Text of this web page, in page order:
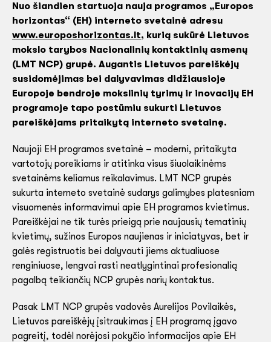
Nuo šiandien startuoja nauja programos „Europos
horizontas“ (EH) interneto svetainė adresu
www.europoshorizontas.lt, kurią sukūrė Lietuvos
mokslo tarybos Nacionalinių kontaktinių asmenų
(LMT NCP) grupė. Augantis Lietuvos pareiškėjų
susidomėjimas bei dalyvavimas didžiausioje
Europoje bendroje mokslinių tyrimų ir inovacijų EH
programoje tapo postūmiu sukurti Lietuvos
pareiškėjams pritaikytą interneto svetainę.
Naujoji EH programos svetainė – moderni, pritaikyta
vartotojų poreikiams ir atitinka visus šiuolaikinėms
svetainėms keliamus reikalavimus. LMT NCP grupės
sukurta interneto svetainė sudarys galimybes platesniam
visuomenės informavimui apie EH programos kvietimus.
Pareiškėjai ne tik turės prieigą prie naujausių tematinių
kvietimų, sužinos Europos naujienas ir iniciatyvas, bet ir
galės registruotis bei dalyvauti jiems aktualiuose
renginiuose, lengvai rasti neatlygintinai profesionalią
pagalbą teikiančių NCP grupės narių kontaktus.
Pasak LMT NCP grupės vadovės Aurelijos Povilaikės,
Lietuvos pareiškėjų įsitraukimas į EH programą įgavo
pagreitį, todėl norėjosi pokyčio informacijos apie EH